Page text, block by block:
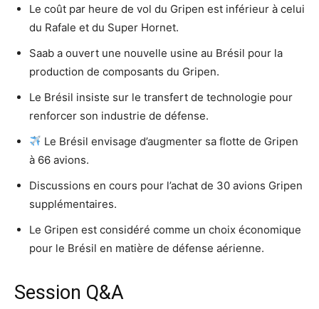
Le coût par heure de vol du Gripen est inférieur à celui
du Rafale et du Super Hornet.
Saab a ouvert une nouvelle usine au Brésil pour la
production de composants du Gripen.
Le Brésil insiste sur le transfert de technologie pour
renforcer son industrie de défense.
Le Brésil envisage d’augmenter sa flotte de Gripen
à 66 avions.
Discussions en cours pour l’achat de 30 avions Gripen
supplémentaires.
Le Gripen est considéré comme un choix économique
pour le Brésil en matière de défense aérienne.
Session Q&A